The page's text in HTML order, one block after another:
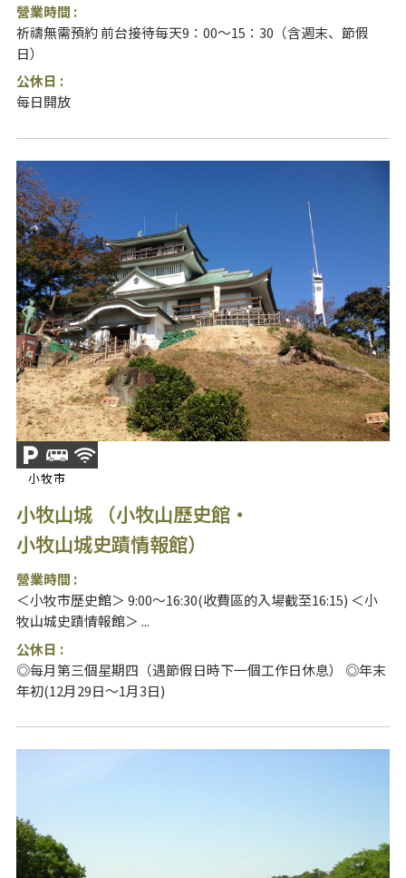
營業時間 :
祈禱無需預約 前台接待每天9：00～15：30（含週末、節假
日）
公休日 :
每日開放
小牧市
小牧山城 （小牧山歷史館・
小牧山城史蹟情報館）
營業時間 :
＜小牧市歷史館＞ 9:00～16:30(收費區的入場截至16:15) ＜小
牧山城史蹟情報館＞ ...
公休日 :
◎每月第三個星期四（遇節假日時下一個工作日休息） ◎年末
年初(12月29日～1月3日)